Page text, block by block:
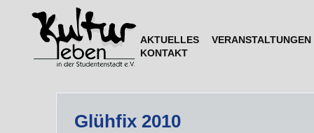
AKTUELLES
VERANSTALTUNGEN
KONTAKT
Glühfix 2010